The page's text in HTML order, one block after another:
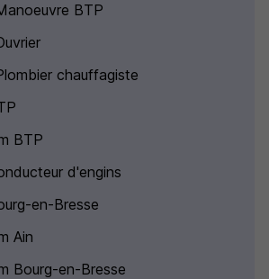
BTP
chauffagiste
BTP
d'engins
en-Bresse
Ain
Bourg-en-Bresse